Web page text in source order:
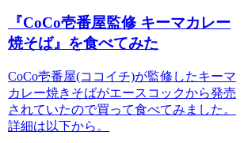
『CoCo壱番屋監修 キーマカレー
焼そば』を食べてみた
CoCo壱番屋(ココイチ)が監修したキーマ
カレー焼きそばがエースコックから発売
されていたので買って食べてみました。
詳細は以下から。